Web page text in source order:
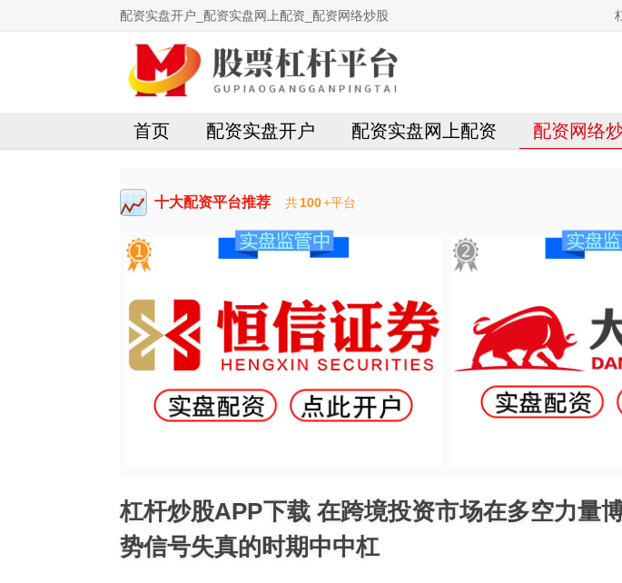
配资实盘开户_配资实盘网上配资_配资网络炒股
首页 配资实盘开户 配资实盘网上配资 配资网络
十大配资平台推荐 共100+平台
杠杆炒股APP下载 在跨境投资市场在多空力量
势信号失真的时期中中杠